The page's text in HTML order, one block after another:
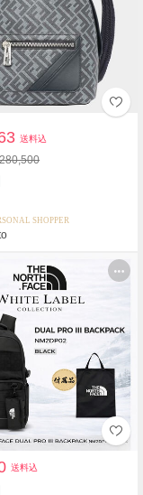
送料込
SHOPPER
送料込